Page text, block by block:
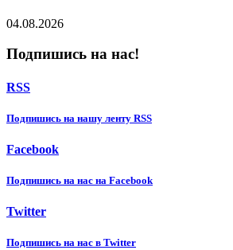
04.08.2026
Подпишись на нас!
RSS
Подпишиcь на нашу ленту RSS
Facebook
Подпишиcь на нас на Facebook
Twitter
Подпишиcь на нас в Twitter